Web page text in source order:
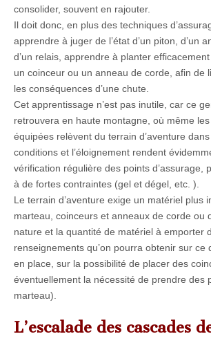
consolider, souvent en rajouter.
Il doit donc, en plus des techniques
apprendre à juger de l’état d’un piton, d’un
d’un relais, apprendre à planter
un coinceur ou un anneau de corde, afin de
les conséquences d’une chute.
Cet apprentissage n’est pas inutile, car ce
retrouvera en haute montagne, où même
équipées relèvent du terrain d’aventure
conditions et l’éloignement rendent
vérification régulière des points d’assurage,
à de fortes contraintes (gel et dégel, etc. ).
Le terrain d’aventure exige un matériel plus
marteau, coinceurs et anneaux de corde ou
nature et la quantité de matériel à emporter
renseignements qu’on pourra obtenir sur ce
en place, sur la possibilité de placer des
éventuellement la nécessité de prendre des
marteau).
L’escalade des cascades